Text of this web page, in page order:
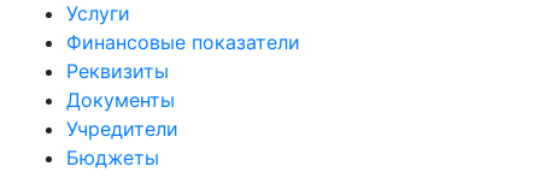
Услуги
Финансовые показатели
Реквизиты
Документы
Учредители
Бюджеты